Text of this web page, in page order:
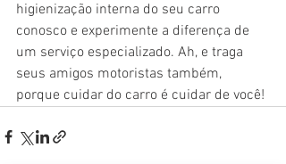
higienização interna do seu carro
conosco e experimente a diferença de
um serviço especializado. Ah, e traga
seus amigos motoristas também,
porque cuidar do carro é cuidar de você!